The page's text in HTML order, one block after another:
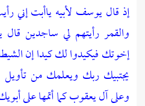
إذ قال يوسف لأبيه ياأبت إني
والقمر رأيتهم لي ساجدين
إخوتك فيكيدوا لك كيدا إن
يجتبيك ربك ويعلمك من تأويل
وعلى آل يعقوب كما أتمها على